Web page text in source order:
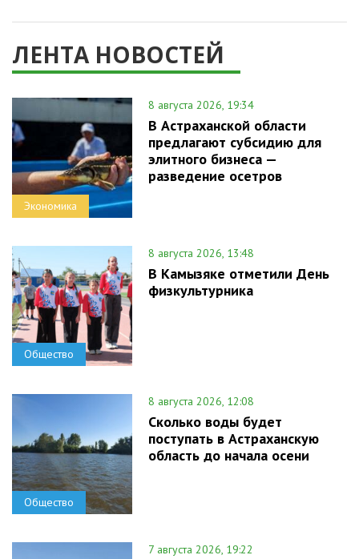
ЛЕНТА НОВОСТЕЙ
Экономика
8 августа 2026, 19:34
В Астраханской области
предлагают субсидию для
элитного бизнеса —
разведение осетров
Общество
8 августа 2026, 13:48
В Камызяке отметили День
физкультурника
Общество
8 августа 2026, 12:08
Сколько воды будет
поступать в Астраханскую
область до начала осени
7 августа 2026, 19:22